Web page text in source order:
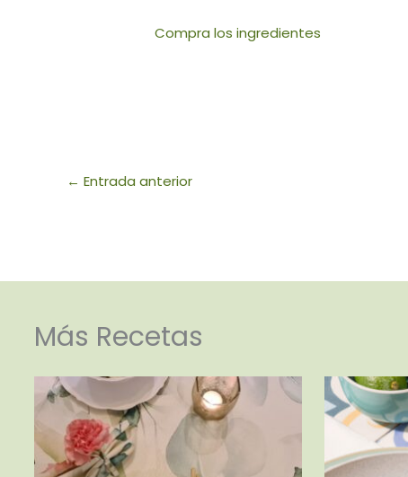
Compra los ingredientes
← Entrada anterior
Más Recetas